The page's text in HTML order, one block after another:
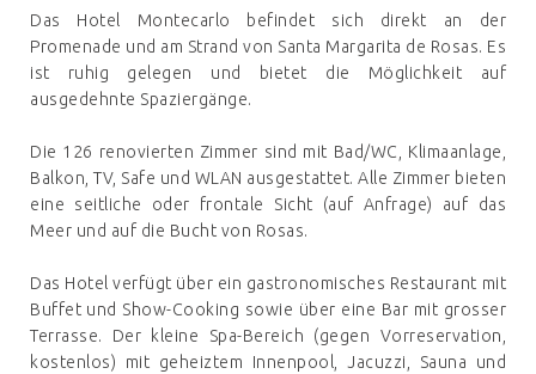
Das Hotel Montecarlo befindet sich direkt an der
Promenade und am Strand von Santa Margarita de Rosas. Es
ist ruhig gelegen und bietet die Möglichkeit auf
ausgedehnte Spaziergänge.
Die 126 renovierten Zimmer sind mit Bad/WC, Klimaanlage,
Balkon, TV, Safe und WLAN ausgestattet. Alle Zimmer bieten
eine seitliche oder frontale Sicht (auf Anfrage) auf das
Meer und auf die Bucht von Rosas.
Das Hotel verfügt über ein gastronomisches Restaurant mit
Buffet und Show-Cooking sowie über eine Bar mit grosser
Terrasse. Der kleine Spa-Bereich (gegen Vorreservation,
kostenlos) mit geheiztem Innenpool, Jacuzzi, Sauna und